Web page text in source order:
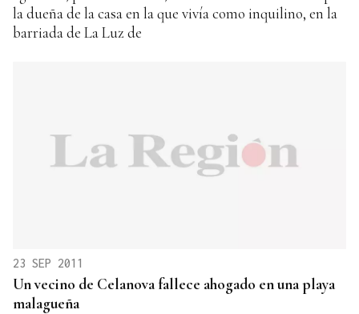
la dueña de la casa en la que vivía como inquilino, en la
barriada de La Luz de
23 SEP 2011
Un vecino de Celanova fallece ahogado en una playa
malagueña